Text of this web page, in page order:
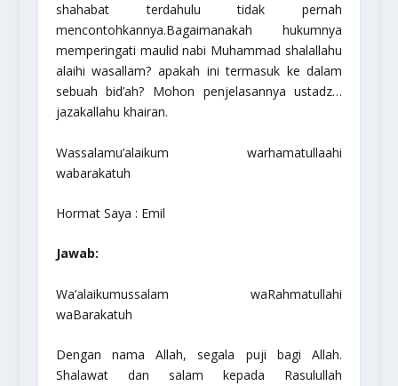
shahabat terdahulu tidak pernah
mencontohkannya.Bagaimanakah hukumnya
memperingati maulid nabi Muhammad shalallahu
alaihi wasallam? apakah ini termasuk ke dalam
sebuah bid’ah? Mohon penjelasannya ustadz…
jazakallahu khairan.
Wassalamu’alaikum warhamatullaahi
wabarakatuh
Hormat Saya : Emil
Jawab:
Wa’alaikumussalam waRahmatullahi
waBarakatuh
Dengan nama Allah, segala puji bagi Allah.
Shalawat dan salam kepada Rasulullah